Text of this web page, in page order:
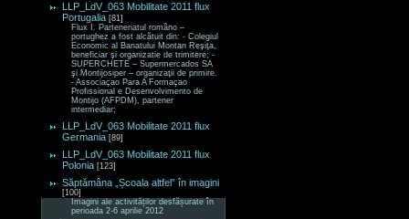
LLP_LdV_063 Mobilitate 2011 flux
Portugalia [81]
Flux I. Parteneriatul româno –
portughez a fost alcătuit din: - Colegiul
Economic al Banatului Montan Reşiţa,
beneficiar şi organizatie de trimitere; -
SUPERCHETE – Supermercados SA
şi Montijosiper – organizaţii de primire.
- Associaçao Para A Formaçao
Profissional e Desenvolvimento de
Montijo (AFPDM), partener
intermediar;
LLP_LdV_063 Mobilitate 2011 flux
Germania [89]
LLP_LdV_063 Mobilitate 2011 flux
Polonia [123]
Săptămâna „Școala altfel” în imagini
[100]
Imagini ale activităților desfășurate în
perioada 2-6 aprilie 2012